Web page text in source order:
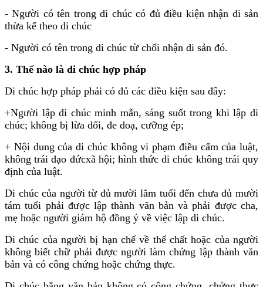
- Người có tên trong di chúc có đủ điều kiện nhận di sản
thừa kế theo di chúc
- Người có tên trong di chúc từ chối nhận di sản đó.
3. Thế nào là di chúc hợp pháp
Di chúc hợp pháp phải có đủ các điều kiện sau đây:
+Người lập di chúc minh mẫn, sáng suốt trong khi lập di
chúc; không bị lừa dối, đe doạ, cưỡng ép;
+ Nội dung của di chúc không vi phạm điều cấm của luật,
không trái đạo đứcxã hội; hình thức di chúc không trái quy
định của luật.
Di chúc của người từ đủ mười lăm tuổi đến chưa đủ mười
tám tuổi phải được lập thành văn bản và phải được cha,
mẹ hoặc người giám hộ đồng ý về việc lập di chúc.
Di chúc của người bị hạn chế về thể chất hoặc của người
không biết chữ phải được người làm chứng lập thành văn
bản và có công chứng hoặc chứng thực.